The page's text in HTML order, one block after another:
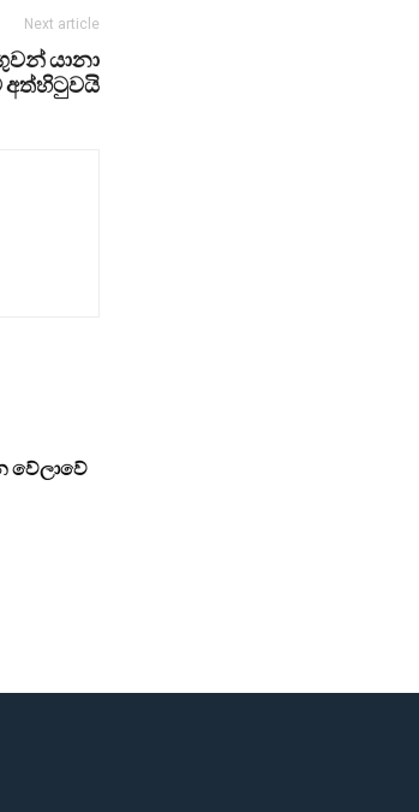
Next article
යානා
අත්හිටුවයි
වේලාවේ